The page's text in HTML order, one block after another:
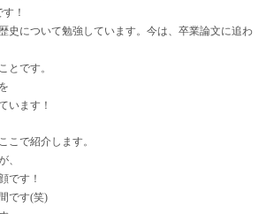
！
史について勉強しています。今は、卒業論文に追わ
とです。
います！
こで紹介します。
、
です！
です(笑)